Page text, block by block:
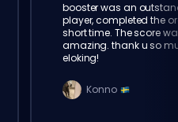
booster was an
player, completed the
short time. The score
amazing. thank u so
eloking!
Konno